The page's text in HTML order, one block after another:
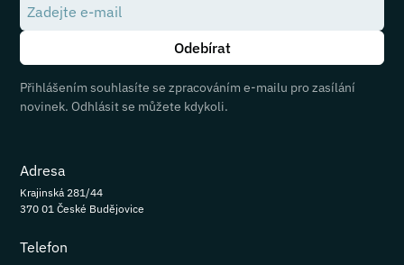
Přihlášením souhlasíte se zpracováním e-mailu pro zasílání
novinek. Odhlásit se můžete kdykoli.
Adresa
Krajinská 281/44
370 01 České Budějovice
Telefon